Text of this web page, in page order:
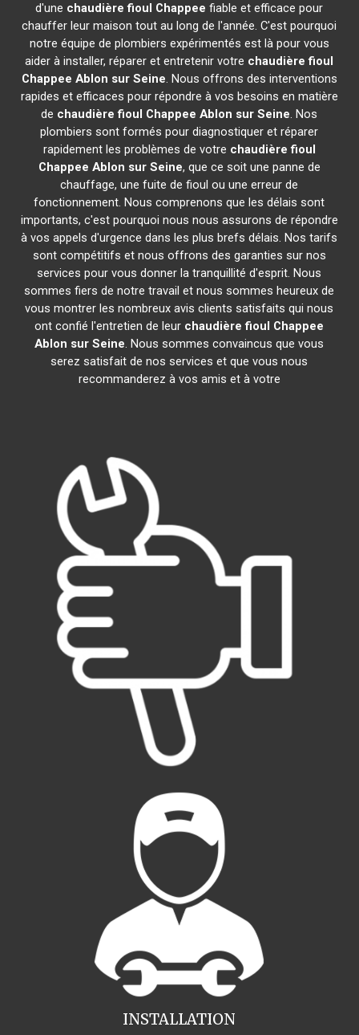
d'une chaudière fioul Chappee fiable et efficace pour
chauffer leur maison tout au long de l'année. C'est pourquoi
notre équipe de plombiers expérimentés est là pour vous
aider à installer, réparer et entretenir votre chaudière fioul
Chappee Ablon sur Seine. Nous offrons des interventions
rapides et efficaces pour répondre à vos besoins en matière
de chaudière fioul Chappee Ablon sur Seine. Nos
plombiers sont formés pour diagnostiquer et réparer
rapidement les problèmes de votre chaudière fioul
Chappee Ablon sur Seine, que ce soit une panne de
chauffage, une fuite de fioul ou une erreur de
fonctionnement. Nous comprenons que les délais sont
importants, c'est pourquoi nous nous assurons de répondre
à vos appels d'urgence dans les plus brefs délais. Nos tarifs
sont compétitifs et nous offrons des garanties sur nos
services pour vous donner la tranquillité d'esprit. Nous
sommes fiers de notre travail et nous sommes heureux de
vous montrer les nombreux avis clients satisfaits qui nous
ont confié l'entretien de leur chaudière fioul Chappee
Ablon sur Seine. Nous sommes convaincus que vous
serez satisfait de nos services et que vous nous
recommanderez à vos amis et à votre
INSTALLATION